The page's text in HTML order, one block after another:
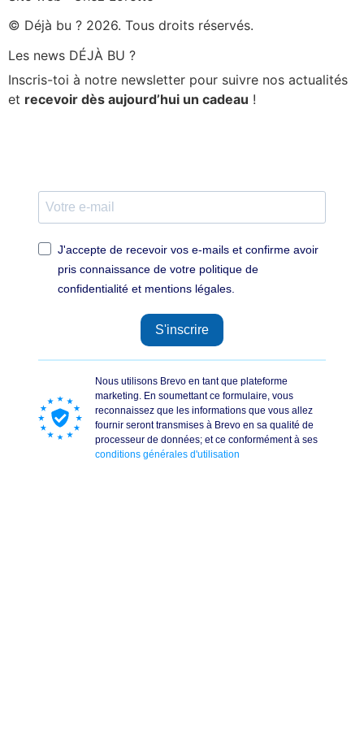
© Déjà bu ? 2026. Tous droits réservés.
Les news DÉJÀ BU ?
Inscris-toi à notre newsletter pour suivre nos actualités
et recevoir dès aujourd’hui un cadeau !
J'accepte de recevoir vos e-mails et confirme avoir
pris connaissance de votre politique de
confidentialité et mentions légales.
S'inscrire
Nous utilisons Brevo en tant que plateforme
marketing. En soumettant ce formulaire, vous
reconnaissez que les informations que vous allez
fournir seront transmises à Brevo en sa qualité de
processeur de données; et ce conformément à ses
conditions générales d'utilisation